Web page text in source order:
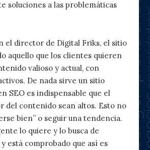
soluciones a las problemáticas
el director de Digital Friks, el sitio
aquello que los clientes quieren
valioso y actual, con
De nada sirve un sitio
SEO es indispensable que el
del contenido sean altos. Esto no
bien” o seguir una tendencia.
lo quiere y lo busca de
está comprobado que así es